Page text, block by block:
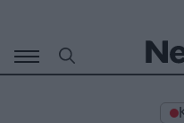
περιεχόμενο